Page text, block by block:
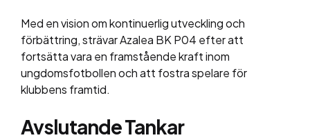
Med en vision om kontinuerlig utveckling och
förbättring, strävar Azalea BK P04 efter att
fortsätta vara en framstående kraft inom
ungdomsfotbollen och att fostra spelare för
klubbens framtid.
Avslutande Tankar